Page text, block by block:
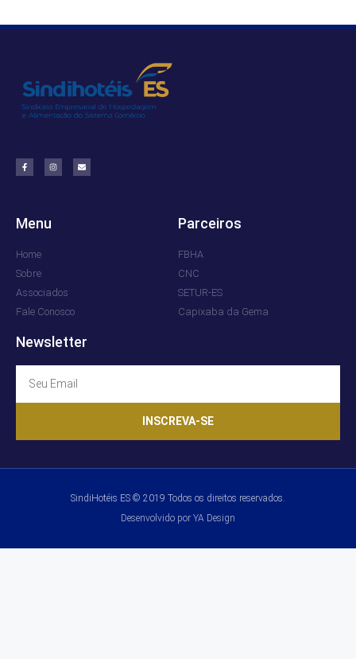
Menu
Home
Sobre
Associados
Fale Conosco
Parceiros
FBHA
CNC
SETUR-ES
Capixaba da Gema
Newsletter
INSCREVA-SE
SindiHotéis ES © 2019 Todos os direitos reservados.
Desenvolvido por YA Design